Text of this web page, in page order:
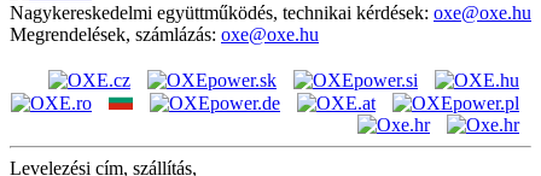
Nagykereskedelmi együttműködés, technikai kérdések: oxe@oxe.hu
Megrendelések, számlázás: oxe@oxe.hu
Levelezési cím, szállítás,